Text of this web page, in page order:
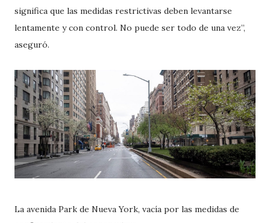
significa que las medidas restrictivas deben levantarse
lentamente y con control. No puede ser todo de una vez”,
aseguró.
La avenida Park de Nueva York, vacía por las medidas de